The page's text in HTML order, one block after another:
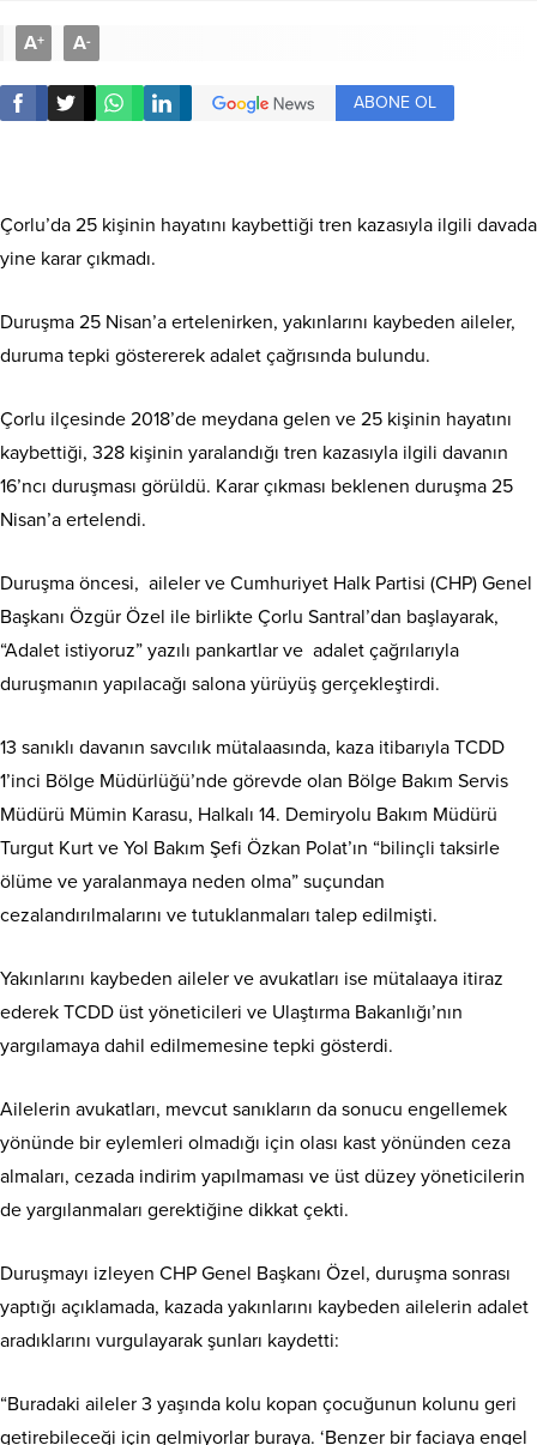
A+ A-
ABONE OL
Çorlu’da 25 kişinin hayatını kaybettiği tren kazasıyla ilgili davada
yine karar çıkmadı.
Duruşma 25 Nisan’a ertelenirken, yakınlarını kaybeden aileler,
duruma tepki göstererek adalet çağrısında bulundu.
Çorlu ilçesinde 2018’de meydana gelen ve 25 kişinin hayatını
kaybettiği, 328 kişinin yaralandığı tren kazasıyla ilgili davanın
16’ncı duruşması görüldü. Karar çıkması beklenen duruşma 25
Nisan’a ertelendi.
Duruşma öncesi, aileler ve Cumhuriyet Halk Partisi (CHP) Genel
Başkanı Özgür Özel ile birlikte Çorlu Santral’dan başlayarak,
“Adalet istiyoruz” yazılı pankartlar ve adalet çağrılarıyla
duruşmanın yapılacağı salona yürüyüş gerçekleştirdi.
13 sanıklı davanın savcılık mütalaasında, kaza itibarıyla TCDD
1’inci Bölge Müdürlüğü’nde görevde olan Bölge Bakım Servis
Müdürü Mümin Karasu, Halkalı 14. Demiryolu Bakım Müdürü
Turgut Kurt ve Yol Bakım Şefi Özkan Polat’ın “bilinçli taksirle
ölüme ve yaralanmaya neden olma” suçundan
cezalandırılmalarını ve tutuklanmaları talep edilmişti.
Yakınlarını kaybeden aileler ve avukatları ise mütalaaya itiraz
ederek TCDD üst yöneticileri ve Ulaştırma Bakanlığı’nın
yargılamaya dahil edilmemesine tepki gösterdi.
Ailelerin avukatları, mevcut sanıkların da sonucu engellemek
yönünde bir eylemleri olmadığı için olası kast yönünden ceza
almaları, cezada indirim yapılmaması ve üst düzey yöneticilerin
de yargılanmaları gerektiğine dikkat çekti.
Duruşmayı izleyen CHP Genel Başkanı Özel, duruşma sonrası
yaptığı açıklamada, kazada yakınlarını kaybeden ailelerin adalet
aradıklarını vurgulayarak şunları kaydetti:
“Buradaki aileler 3 yaşında kolu kopan çocuğunun kolunu geri
getirebileceği için gelmiyorlar buraya. ‘Benzer bir faciaya engel